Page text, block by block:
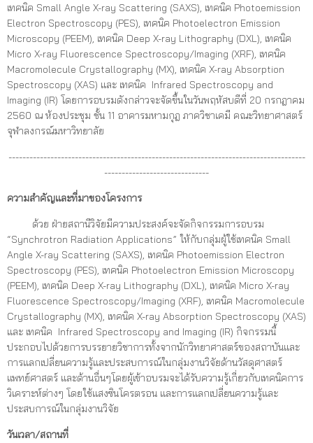
เทคนิค Small Angle X-ray Scattering (SAXS), เทคนิค Photoemission
Electron Spectroscopy (PES), เทคนิค Photoelectron Emission
Microscopy (PEEM), เทคนิค Deep X-ray Lithography (DXL), เทคนิค
Micro X-ray Fluorescence Spectroscopy/Imaging (XRF), เทคนิค
Macromolecule Crystallography (MX), เทคนิค X-ray Absorption
Spectroscopy (XAS) และ เทคนิค Infrared Spectroscopy and
Imaging (IR) โดยการอบรมดังกล่าวจะจัดขึ้นในวันพฤหัสบดีที่ 20 กรกฎาคม
2560 ณ ห้องประชุม ชั้น 11 อาคารมหามกุฎ ภาควิชาเคมี คณะวิทยาศาสตร์
จุฬาลงกรณ์มหาวิทยาลัย
-------------------------------------------------------------------------------------
------------------------------
ความสำคัญและที่มาของโครงการ
ด้วย ฝ่ายสถานีวิจัยมีความประสงค์จะจัดกิจกรรมการอบรม
“Synchrotron Radiation Applications” ให้กับกลุ่มผู้ใช้เทคนิค Small
Angle X-ray Scattering (SAXS), เทคนิค Photoemission Electron
Spectroscopy (PES), เทคนิค Photoelectron Emission Microscopy
(PEEM), เทคนิค Deep X-ray Lithography (DXL), เทคนิค Micro X-ray
Fluorescence Spectroscopy/Imaging (XRF), เทคนิค Macromolecule
Crystallography (MX), เทคนิค X-ray Absorption Spectroscopy (XAS)
และ เทคนิค Infrared Spectroscopy and Imaging (IR) กิจกรรมนี้
ประกอบไปด้วยการบรรยายวิชาการทั้งจากนักวิทยาศาสตร์ของสถาบันและ
การแลกเปลี่ยนความรู้และประสบการณ์ในกลุ่มงานวิจัยด้านวัสดุศาสตร์
แพทย์ศาสตร์ และด้านอื่นๆโดยผู้เข้าอบรมจะได้รับความรู้เกี่ยวกับเทคนิคการ
วิเคราะห์ต่างๆ โดยใช้แสงซินโครตรอน และการแลกเปลี่ยนความรู้และ
ประสบการณ์ในกลุ่มงานวิจัย
วันเวลา/สถานที่